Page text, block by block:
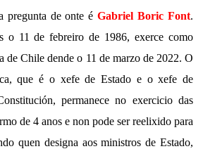
pregunta de onte éGabriel Boric Font.
o 11 de febreiro de 1986, exerce como
de Chile dende o 11 de marzo de 2022. O
que é o xefe de Estado e o xefe de
permanece no exercicio das
de 4 anos e non pode ser reelixido para
quen designa aos ministros de Estado,